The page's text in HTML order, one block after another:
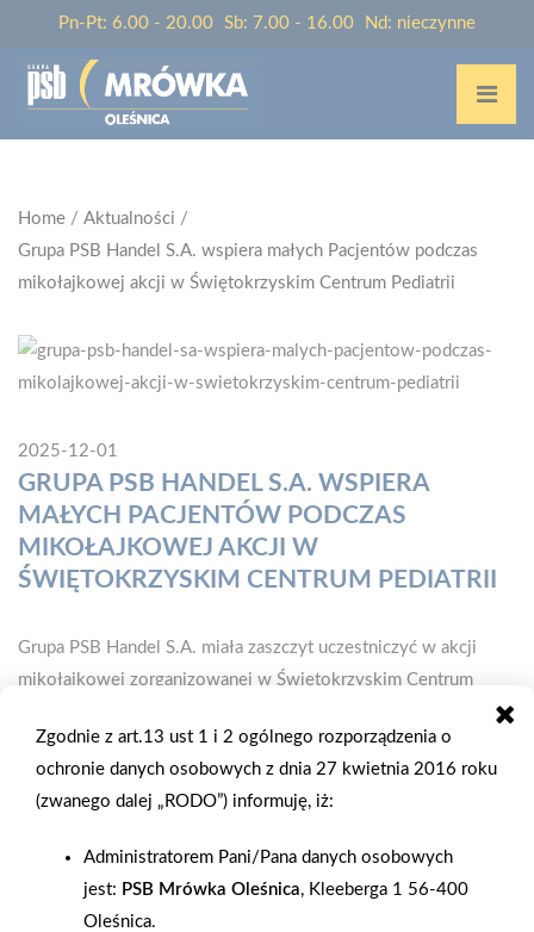
Pn-Pt: 6.00 - 20.00 Sb: 7.00 - 16.00 Nd: nieczynne
Home / Aktualności /
Grupa PSB Handel S.A. wspiera małych Pacjentów podczas
mikołajkowej akcji w Świętokrzyskim Centrum Pediatrii
2025-12-01
GRUPA PSB HANDEL S.A. WSPIERA
MAŁYCH PACJENTÓW PODCZAS
MIKOŁAJKOWEJ AKCJI W
ŚWIĘTOKRZYSKIM CENTRUM PEDIATRII
Grupa PSB Handel S.A. miała zaszczyt uczestniczyć w akcji
mikołajkowej zorganizowanej w Świętokrzyskim Centrum
Kielcach. Podczas spotkania mali Pacjenci obejrzeli wyjątkowe
widowisko artystyczne przygotowane przez Teatr Za Jeden
Uśmiech z Krakowa. Występ wprowadził dzieci w świąteczny
Zgodnie z art.13 ust 1 i 2 ogólnego rozporządzenia o
ochronie danych osobowych z dnia 27 kwietnia 2016 roku
(zwanego dalej „RODO”) informuję, iż:
Administratorem Pani/Pana danych osobowych
jest: PSB Mrówka Oleśnica, Kleeberga 1 56-400
Oleśnica.